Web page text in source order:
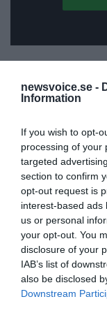
newsvoice.se -
Information
If you wish to opt-
processing of your
targeted
section to confirm
opt-out request is
interest-based ads
us or personal
your opt-out. You
disclosure of your
IAB’s list of
also be disclosed
Downstream